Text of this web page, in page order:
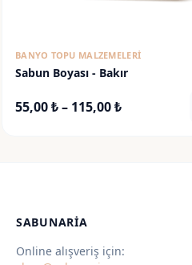
BANYO TOPU MALZEMELERI
Sabun Boyası - Bakır
55,00₺– 115,00₺Fiyat
SABUNARIA
Online alışveriş için: